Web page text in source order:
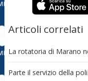
Articoli correlati
La rotatoria di Marano
Parte il servizio della